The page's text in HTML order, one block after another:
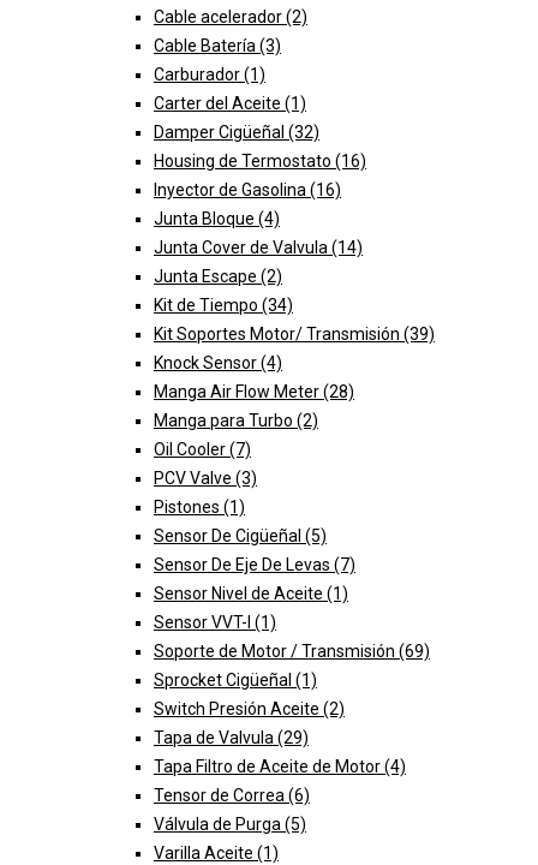
Cable acelerador(2)
Cable Batería (3)
Carburador(1)
Carter del Aceite (1)
Damper Cigüeñal (32)
Housing de Termostato (16)
Inyector de Gasolina (16)
Junta Bloque (4)
Junta Cover de Valvula (14)
Junta Escape (2)
Kit de Tiempo (34)
Kit Soportes Motor/ Transmisión (39)
Knock Sensor(4)
Manga Air Flow Meter(28)
Manga para Turbo (2)
Oil Cooler(7)
PCV Valve (3)
Pistones (1)
Sensor De Cigüeñal (5)
Sensor De Eje De Levas (7)
Sensor Nivel de Aceite (1)
Sensor VVT-I (1)
Soporte de Motor / Transmisión (69)
Sprocket Cigüeñal (1)
Switch Presión Aceite (2)
Tapa de Valvula (29)
Tapa Filtro de Aceite de Motor(4)
Tensor de Correa (6)
Válvula de Purga (5)
Varilla Aceite (1)